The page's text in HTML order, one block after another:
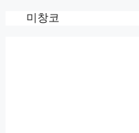
미창코